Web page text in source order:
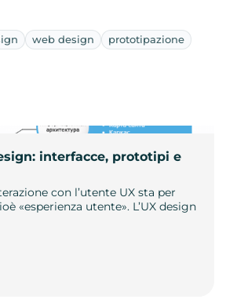
web design prototipazione
interfacce, prototipi e
con l’utente UX sta per
«esperienza utente». L’UX design